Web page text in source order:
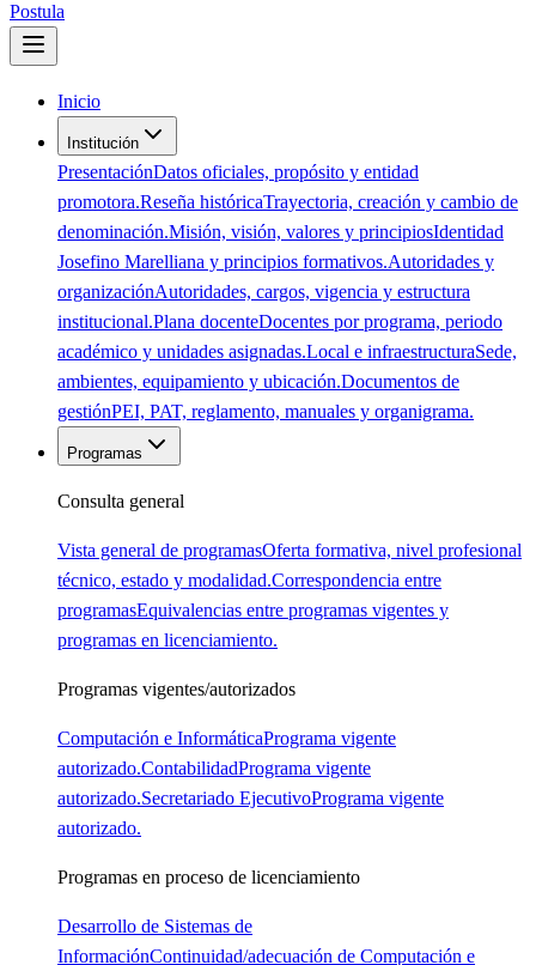
Postula
Inicio
Institución
PresentaciónDatos oficiales, propósito y entidad
promotora.Reseña históricaTrayectoria, creación y cambio de
denominación.Misión, visión, valores y principiosIdentidad
Josefino Marelliana y principios formativos.Autoridades y
organizaciónAutoridades, cargos, vigencia y estructura
institucional.Plana docenteDocentes por programa, periodo
académico y unidades asignadas.Local e infraestructuraSede,
ambientes, equipamiento y ubicación.Documentos de
gestiónPEI, PAT, reglamento, manuales y organigrama.
Programas
Consulta general
Vista general de programasOferta formativa, nivel profesional
técnico, estado y modalidad.Correspondencia entre
programasEquivalencias entre programas vigentes y
programas en licenciamiento.
Programas vigentes/autorizados
Computación e InformáticaPrograma vigente
autorizado.ContabilidadPrograma vigente
autorizado.Secretariado EjecutivoPrograma vigente
autorizado.
Programas en proceso de licenciamiento
Desarrollo de Sistemas de
InformaciónContinuidad/adecuación de Computación e